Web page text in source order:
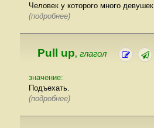
Человек у которого много девушек.
(подробнее)
Pull up, глагол
значение:
Подъехать.
(подробнее)